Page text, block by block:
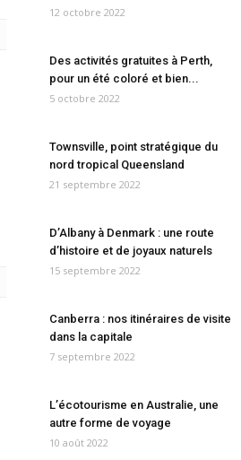
12 octobre 2022
Des activités gratuites à Perth,
pour un été coloré et bien...
5 octobre 2022
Townsville, point stratégique du
nord tropical Queensland
21 septembre 2022
D’Albany à Denmark : une route
d’histoire et de joyaux naturels
15 septembre 2022
Canberra : nos itinéraires de visite
dans la capitale
7 septembre 2022
L’écotourisme en Australie, une
autre forme de voyage
10 août 2022